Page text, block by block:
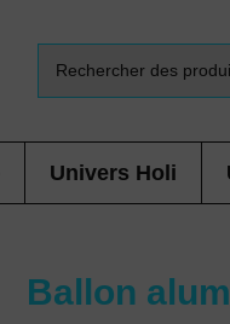
Univers Holi
Ballon